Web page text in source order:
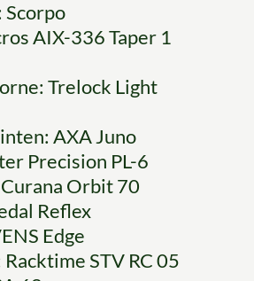
Scorpo
AIX-336 Taper 1
Trelock Light
AXA Juno
Precision PL-6
Orbit 70
Reflex
Edge
STV RC 05